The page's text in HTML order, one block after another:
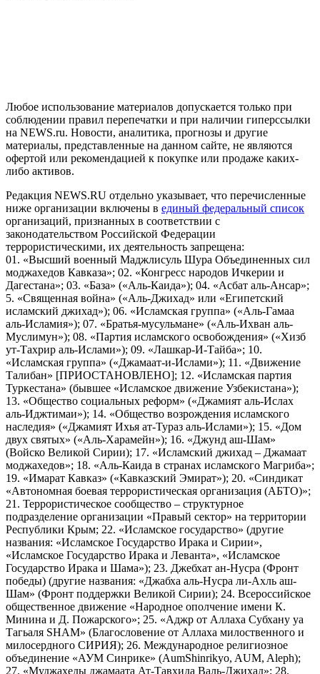
Любое использование материалов допускается только при
соблюдении правил перепечатки и при наличии гиперссылки
на NEWS.ru. Новости, аналитика, прогнозы и другие
материалы, представленные на данном сайте, не являются
офертой или рекомендацией к покупке или продаже каких-
либо активов.
Редакция NEWS.RU отдельно указывает, что перечисленные
ниже организации включены в единый федеральный список
организаций, признанных в соответствии с
законодательством Российской Федерации
террористическими, их деятельность запрещена:
01. «Высший военный Маджлисуль Шура Объединенных сил
моджахедов Кавказа»; 02. «Конгресс народов Ичкерии и
Дагестана»; 03. «База» («Аль-Каида»); 04. «Асбат аль-Ансар»;
5. «Священная война» («Аль-Джихад» или «Египетский
исламский джихад»); 06. «Исламская группа» («Аль-Гамаа
аль-Исламия»); 07. «Братья-мусульмане» («Аль-Ихван аль-
Муслимун»); 08. «Партия исламского освобождения» («Хизб
ут-Тахрир аль-Ислами»); 09. «Лашкар-И-Тайба»; 10.
«Исламская группа» («Джамаат-и-Ислами»); 11. «Движение
Талибан» [ПРИОСТАНОВЛЕНО]; 12. «Исламская партия
Туркестана» (бывшее «Исламское движение Узбекистана»);
13. «Общество социальных реформ» («Джамият аль-Ислах
аль-Иджтимаи»); 14. «Общество возрождения исламского
наследия» («Джамият Ихья ат-Тураз аль-Ислами»); 15. «Дом
двух святых» («Аль-Харамейн»); 16. «Джунд аш-Шам»
(Войско Великой Сирии); 17. «Исламский джихад – Джамаат
моджахедов»; 18. «Аль-Каида в странах исламского Магриба»;
19. «Имарат Кавказ» («Кавказский Эмират»); 20. «Синдикат
«Автономная боевая террористическая организация (АБТО)»;
21. Террористическое сообщество – структурное
подразделение организации «Правый сектор» на территории
Республики Крым; 22. «Исламское государство» (другие
названия: «Исламское Государство Ирака и Сирии»,
«Исламское Государство Ирака и Леванта», «Исламское
Государство Ирака и Шама»); 23. Джебхат ан-Нусра (Фронт
победы) (другие названия: «Джабха аль-Нусра ли-Ахль аш-
Шам» (Фронт поддержки Великой Сирии); 24. Всероссийское
общественное движение «Народное ополчение имени К.
Минина и Д. Пожарского»; 25. «Аджр от Аллаха Субхану уа
Тагьаля SHAM» (Благословение от Аллаха милоственного и
милосердного СИРИЯ); 26. Международное религиозное
объединение «АУМ Синрике» (AumShinrikyo, AUM, Aleph);
27. «Муджахеды джамаата Ат-Тавхида Валь-Джихад»; 28.